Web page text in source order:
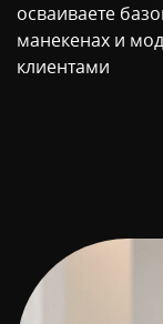
осваиваете
манекенах и
клиентами